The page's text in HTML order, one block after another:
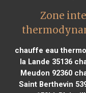
Zone
chauffe eau
la Lande 35136
Meudon 92360
Saint Berthevin